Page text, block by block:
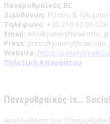
Πανερυθραϊκός BC
Διεύθυνση: Ρίτσου &
Τηλέφωνο: +30 210 62 00 024
Email:
Press:
Website: https://
Πολιτική Απορρήτου
Πανερυθραϊκός is…
Ακολουθήστε τον